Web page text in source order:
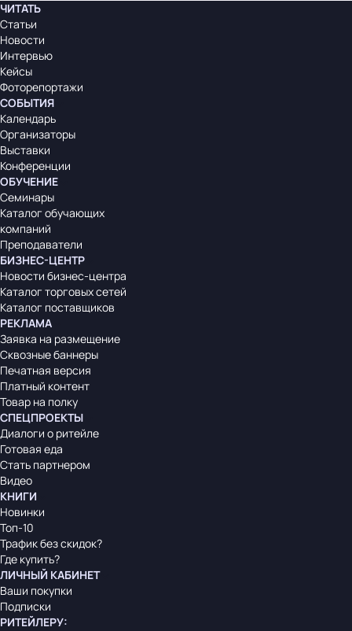
ЧИТАТЬ
Статьи
Новости
Интервью
Кейсы
Фоторепортажи
СОБЫТИЯ
Календарь
Организаторы
Выставки
Конференции
ОБУЧЕНИЕ
Семинары
Каталог обучающих
компаний
Преподаватели
БИЗНЕС-ЦЕНТР
Новости бизнес-центра
Каталог торговых сетей
Каталог поставщиков
РЕКЛАМА
Заявка на размещение
Сквозные баннеры
Печатная версия
Платный контент
Товар на полку
СПЕЦПРОЕКТЫ
Диалоги о ритейле
Готовая еда
Стать партнером
Видео
КНИГИ
Новинки
Топ-10
Трафик без скидок?
Где купить?
ЛИЧНЫЙ КАБИНЕТ
Ваши покупки
Подписки
РИТЕЙЛЕРУ: